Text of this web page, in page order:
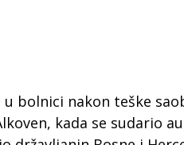
bolnici nakon teške
kada se sudario